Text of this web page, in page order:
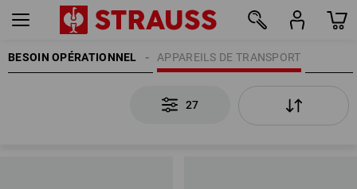
BESOIN OPÉRATIONNEL APPAREILS DE TRANSPORT
27